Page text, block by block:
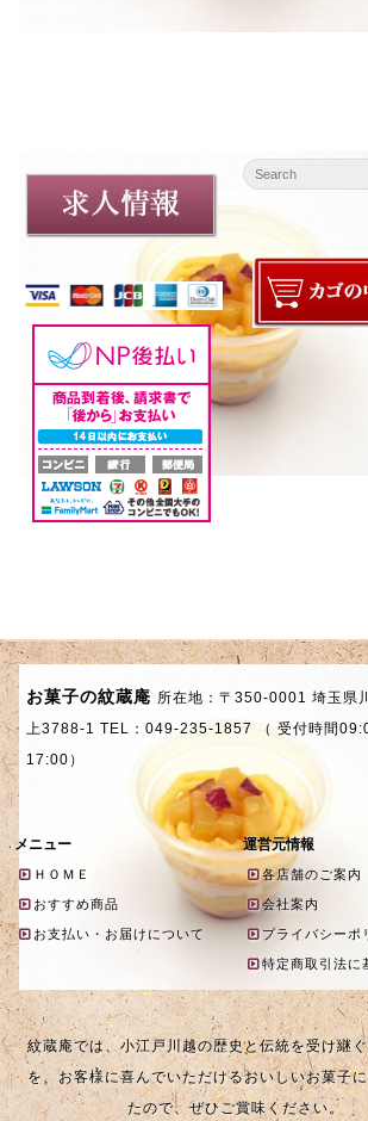
お菓子の紋蔵庵 所在地：〒350-0001 埼玉県
上3788-1 TEL：049-235-1857 （ 受付時間
17:00）
メニュー
ＨＯＭＥ
おすすめ商品
お支払い・お届けについて
運営元情報
各店舗のご案内
会社案内
プライバシーポ
特定商取引法に
紋蔵庵では、小江戸川越の歴史と伝統を受け継
を、お客様に喜んでいただけるおいしいお菓子
たので、ぜひご賞味ください。